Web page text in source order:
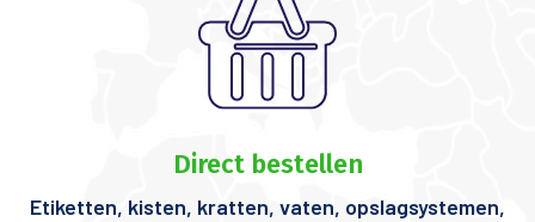
Direct bestellen
Etiketten, kisten, kratten, vaten, opslagsystemen,